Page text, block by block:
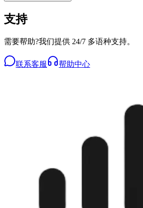
支持
需要帮助?我们提供 24/7 多语种支持。
联系客服 帮助中心